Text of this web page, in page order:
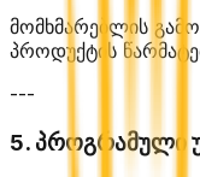
მომხმარებლის
პროდუქტის
---
5. პროგრამული